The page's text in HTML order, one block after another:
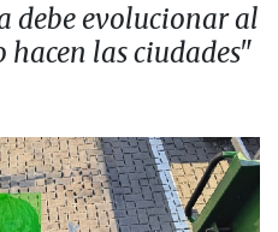
debe evolucionar al
las ciudades"